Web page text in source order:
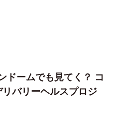
ドームでも見てく？ コ
バリーヘルスプロジ